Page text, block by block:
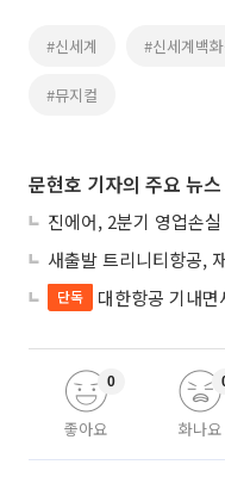
#신세계 #신세계백
#뮤지컬
문현호 기자의 주요 뉴스
단독 대한항공 기내면세점
좋아요
0
화나요